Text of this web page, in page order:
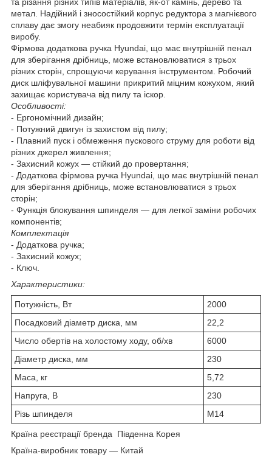
метал. Надійний і зносостійкий корпус редуктора з магнієвого
сплаву дає змогу неабияк продовжити термін експлуатації
виробу.
Фірмова додаткова ручка Hyundai, що має внутрішній пенал
для зберігання дрібниць, може встановлюватися з трьох
різних сторін, спрощуючи керування інструментом. Робочий
диск шліфувальної машини прикритий міцним кожухом, який
захищає користувача від пилу та іскор.
Особливості:
- Ергономічний дизайн;
- Потужний двигун із захистом від пилу;
- Плавний пуск і обмеження пускового струму для роботи від
різних джерел живлення;
- Захисний кожух — стійкий до провертання;
- Додаткова фірмова ручка Hyundai, що має внутрішній пенал
для зберігання дрібниць, може встановлюватися з трьох
сторін;
- Функція блокування шпинделя — для легкої заміни робочих
компонентів;
Комплектація
- Додаткова ручка;
- Захисний кожух;
- Ключ.
Характеристики:
Потужність, Вт
2000
Посадковий діаметр диска, мм
22,2
Число обертів на холостому ходу, об/хв
6000
Діаметр диска, мм
230
Маса, кг
5,72
Напруга, В
230
Різь шпинделя
М14
Країна реєстрації бренда Південна Корея
Країна-виробник товару — Китай